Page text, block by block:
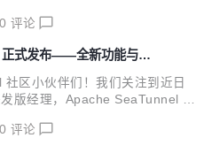
本在稳定性、易用性、连接器
、多表写入、复杂格式支持，还
化，本次更新都体现了社区对
化的能力。下面让我们一起来详
功能更新 Highlights 新增连接器
批量写入...
0 评论
式发布——全新功能与多
！
区小伙伴们！我们关注到近日
版经理，Apache SeaTunnel 2.
问题修复，进一步提升了数据同
0 评论